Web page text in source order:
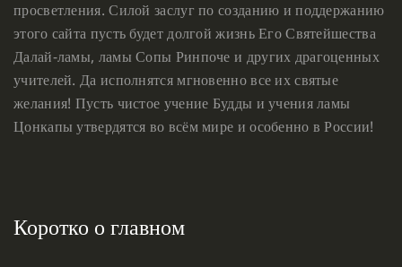
просветления. Силой заслуг по созданию и поддержанию
этого сайта пусть будет долгой жизнь Его Святейшества
Далай-ламы, ламы Сопы Ринпоче и других драгоценных
учителей. Да исполнятся мгновенно все их святые
желания! Пусть чистое учение Будды и учения ламы
Цонкапы утвердятся во всём мире и особенно в России!
Коротко о главном